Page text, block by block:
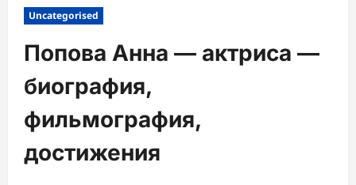
Uncategorised
Попова Анна — актриса —
биография,
фильмография,
достижения